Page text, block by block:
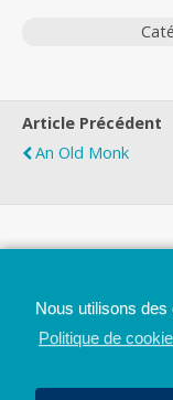
Article Précédent
An Old Monk
Nous utilisons
Politique de